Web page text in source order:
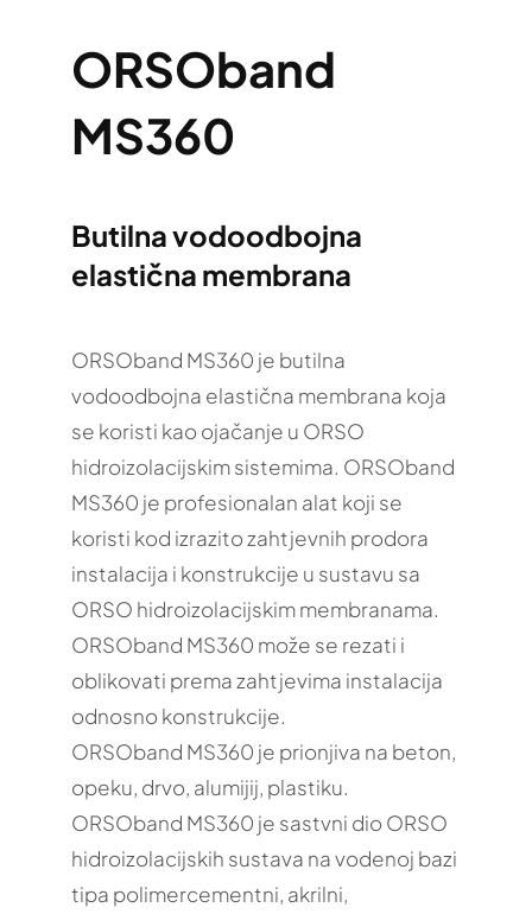
ORSOband
MS360
Butilna vodoodbojna
elastična membrana
ORSOband MS360 je butilna
vodoodbojna elastična membrana koja
se koristi kao ojačanje u ORSO
hidroizolacijskim sistemima. ORSOband
MS360 je profesionalan alat koji se
koristi kod izrazito zahtjevnih prodora
instalacija i konstrukcije u sustavu sa
ORSO hidroizolacijskim membranama.
ORSOband MS360 može se rezati i
oblikovati prema zahtjevima instalacija
odnosno konstrukcije.
ORSOband MS360 je prionjiva na beton,
opeku, drvo, alumijij, plastiku.
ORSOband MS360 je sastvni dio ORSO
hidroizolacijskih sustava na vodenoj bazi
tipa polimercementni, akrilni,